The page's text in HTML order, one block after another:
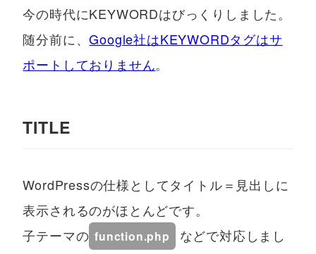
今の時代にKEYWORDはびっくりしました。
随分前に、Google社はKEYWORDタグはサ
ポートしておりません。
TITLE
WordPressの仕様としてタイトル＝見出しに
表示されるのがほとんどです。
子テーマの function.php
などで対応しまし